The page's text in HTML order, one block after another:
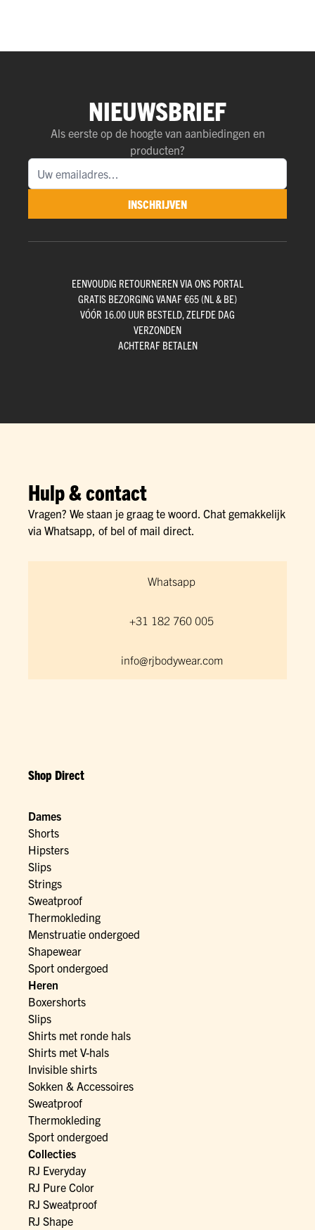
NIEUWSBRIEF
Als eerste op de hoogte van aanbiedingen en
producten?
INSCHRIJVEN
EENVOUDIG RETOURNEREN VIA ONS PORTAL
GRATIS BEZORGING VANAF €65 (NL & BE)
VÓÓR 16.00 UUR BESTELD, ZELFDE DAG
VERZONDEN
ACHTERAF BETALEN
Hulp & contact
Vragen? We staan je graag te woord. Chat gemakkelijk
via Whatsapp, of bel of mail direct.
Whatsapp
+31 182 760 005
info@rjbodywear.com
Shop Direct
Dames
Shorts
Hipsters
Slips
Strings
Sweatproof
Thermokleding
Menstruatie ondergoed
Shapewear
Sport ondergoed
Heren
Boxershorts
Slips
Shirts met ronde hals
Shirts met V-hals
Invisible shirts
Sokken & Accessoires
Sweatproof
Thermokleding
Sport ondergoed
Collecties
RJ Everyday
RJ Pure Color
RJ Sweatproof
RJ Shape